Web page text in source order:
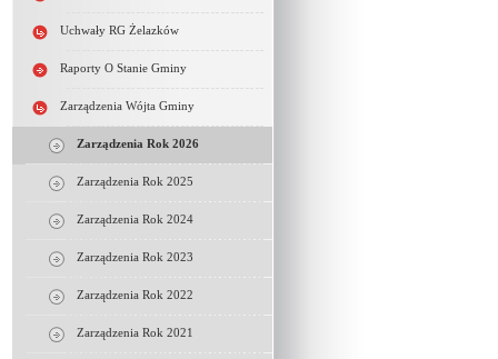
Uchwały RG Żelazków
Raporty O Stanie Gminy
Zarządzenia Wójta Gminy
Zarządzenia Rok 2026
Zarządzenia Rok 2025
Zarządzenia Rok 2024
Zarządzenia Rok 2023
Zarządzenia Rok 2022
Zarządzenia Rok 2021